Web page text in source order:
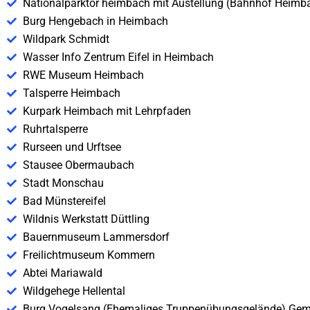
Nationalparktor heimbach mit Austellung (Bahnhof
Burg Hengebach in Heimbach
Wildpark Schmidt
Wasser Info Zentrum Eifel in Heimbach
RWE Museum Heimbach
Talsperre Heimbach
Kurpark Heimbach mit Lehrpfaden
Ruhrtalsperre
Rurseen und Urftsee
Stausee Obermaubach
Stadt Monschau
Bad Münstereifel
Wildnis Werkstatt Düttling
Bauernmuseum Lammersdorf
Freilichtmuseum Kommern
Abtei Mariawald
Wildgehege Hellental